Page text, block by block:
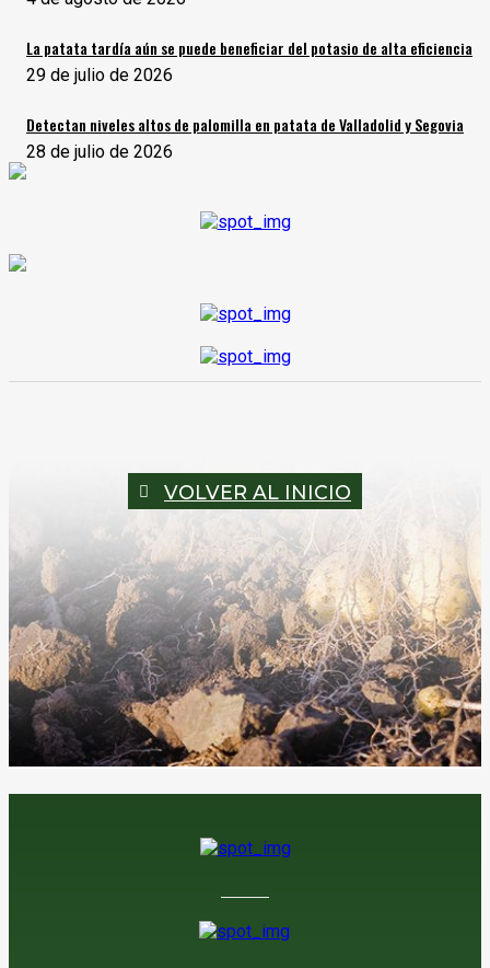
La patata tardía aún se puede beneficiar del potasio de alta eficiencia
29 de julio de 2026
Detectan niveles altos de palomilla en patata de Valladolid y Segovia
28 de julio de 2026
VOLVER AL INICIO